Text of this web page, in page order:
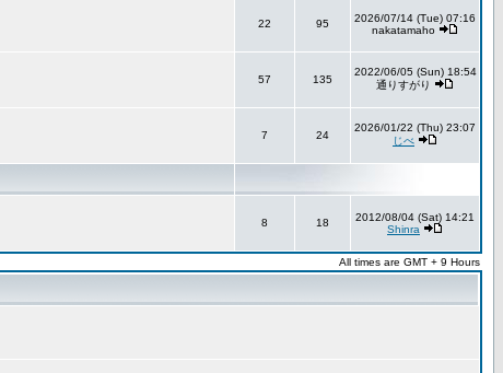
22 95
2026/07/14 (Tue) 07:16
nakatamaho
57 135
2022/06/05 (Sun) 18:54
通りすがり
7 24
2026/01/22 (Thu) 23:07
じべ
8 18
2012/08/04 (Sat) 14:21
Shinra
All times are GMT + 9 Hours